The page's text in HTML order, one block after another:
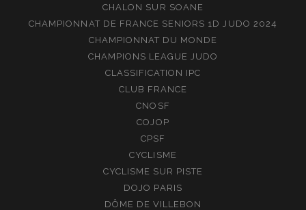
CHALON SUR SOANE
CHAMPIONNAT DE FRANCE SENIORS 1D JUDO 2024
CHAMPIONNAT DU MONDE
CHAMPIONS LEAGUE JUDO
CLASSIFICATION IPC
CLUB FRANCE
CNOSF
COJOP
CPSF
CYCLISME
CYCLISME SUR PISTE
DOJO PARIS
DÔME DE VILLEBON